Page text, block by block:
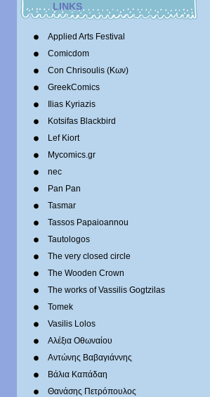
LINKS
Applied Arts Festival
Comicdom
Con Chrisoulis (Κων)
GreekComics
Ilias Kyriazis
Kotsifas Blackbird
Lef Kiort
Mycomics.gr
nec
Pan Pan
Tasmar
Tassos Papaioannou
Tautologos
The very closed circle
The Wooden Crown
The works of Vassilis Gogtzilas
Tomek
Vasilis Lolos
Αλέξια Οθωναίου
Αντώνης Βαβαγιάννης
Βάλια Καπάδαη
Θανάσης Πετρόπουλος